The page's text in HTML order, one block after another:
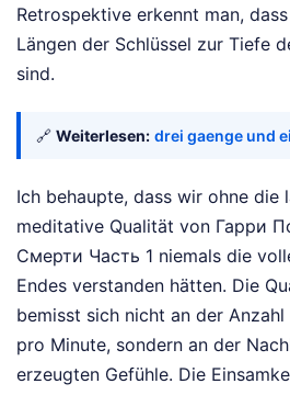
Retrospektive erkennt man,
Längen der Schlüssel zur Tiefe
sind.
🔗 Weiterlesen: drei gaenge und
Ich behaupte, dass wir ohne die
meditative Qualität von Гарри
Смерти Часть 1 niemals die
Endes verstanden hätten. Die
bemisst sich nicht an der
pro Minute, sondern an der
erzeugten Gefühle. Die